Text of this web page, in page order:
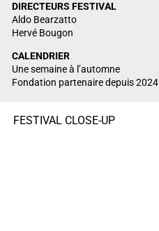
FESTIVAL CLOSE-UP
DIRECTEURS FESTIVAL
Aldo Bearzatto
Hervé Bougon
CALENDRIER
Une semaine à l’automne
Fondation partenaire depuis 2024